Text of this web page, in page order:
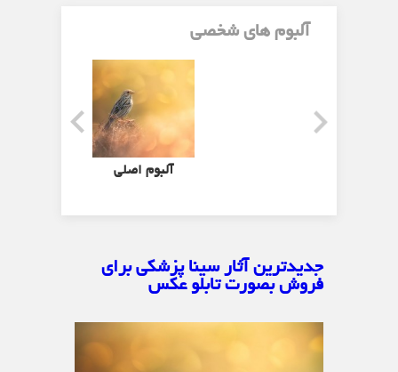
آلبوم های شخصی
آلبوم اصلی
جدیدترین آثار سینا پزشکی برای
فروش بصورت تابلو عکس